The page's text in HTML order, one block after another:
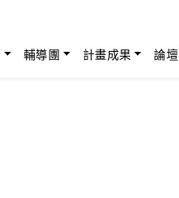
輔導團 計畫成果 論壇